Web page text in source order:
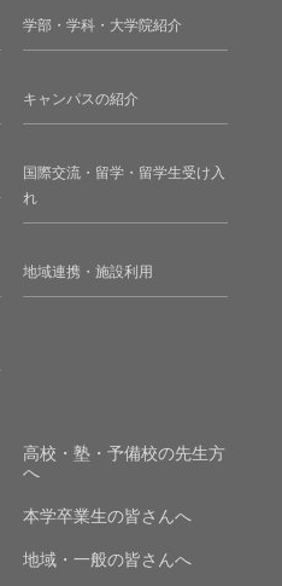
学部・学科・大学院紹介
キャンパスの紹介
国際交流・留学・留学生受け入
れ
地域連携・施設利用
高校・塾・予備校の先生方
へ
本学卒業生の皆さんへ
地域・一般の皆さんへ